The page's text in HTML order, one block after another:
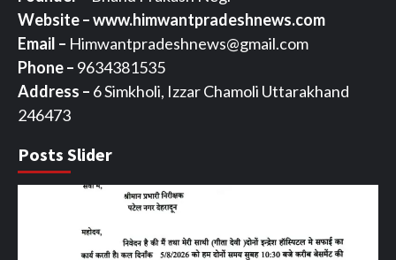
Website – www.himwantpradeshnews.com
Email – Himwantpradeshnews@gmail.com
Phone – 9634381535
Address – 6 Simkholi, Izzar Chamoli Uttarakhand
246473
Posts Slider